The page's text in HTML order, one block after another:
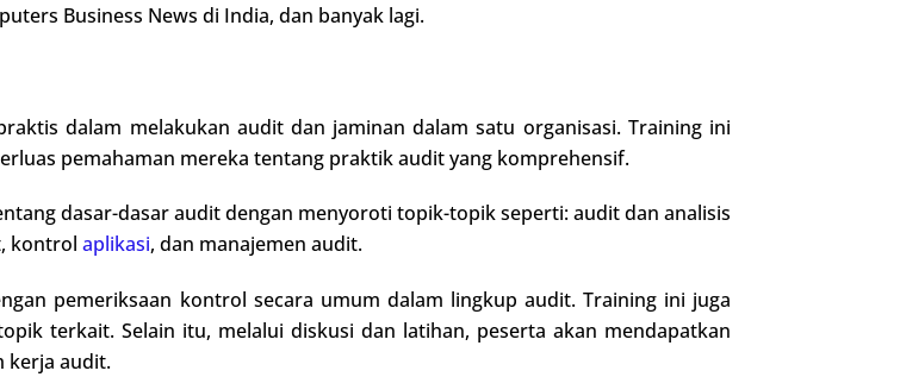
Business News di India, dan banyak lagi.
dalam melakukan audit dan jaminan dalam satu organisasi. Training ini
pemahaman mereka tentang praktik audit yang komprehensif.
dasar-dasar audit dengan menyoroti topik-topik seperti: audit dan analisis
kontrol aplikasi, dan manajemen audit.
pemeriksaan kontrol secara umum dalam lingkup audit. Training ini juga
terkait. Selain itu, melalui diskusi dan latihan, peserta akan mendapatkan
kerja audit.